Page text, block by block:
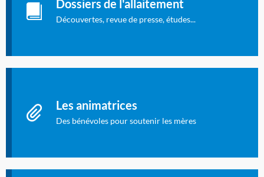
Dossiers de l'allaitement
Découvertes, revue de presse, études...
dernières études sur l'allaitement publiées dans la presse
internationale.
Les animatrices
Des bénévoles pour soutenir les mères